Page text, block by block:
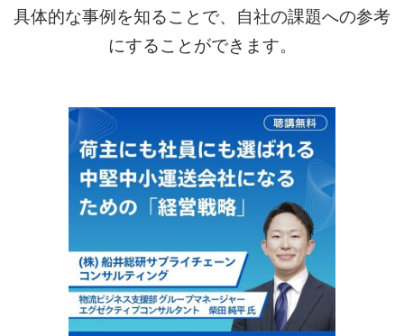
具体的な事例を知ることで、自社の課題への参考
にすることができます。